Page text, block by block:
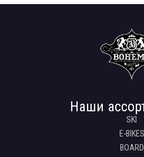
Наши
SKI
E-BIKES
BOARD